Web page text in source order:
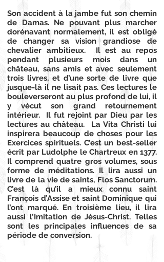
Son accident à la jambe fut son chemin
de Damas. Ne pouvant plus marcher
dorénavant normalement, il est obligé
de changer sa vision grandiose de
chevalier ambitieux. Il est au repos
pendant plusieurs mois dans un
château, sans amis et avec seulement
trois livres, et d’une sorte de livre que
jusque-là il ne lisait pas. Ces lectures le
bouleverseront au plus profond de lui, il
y vécut son grand retournement
intérieur. Il fut rejoint par Dieu par les
lectures au château. La Vita Christi lui
inspirera beaucoup de choses pour les
Exercices spirituels. C’est un best-seller
écrit par Ludolphe le Chartreux en 1377.
Il comprend quatre gros volumes, sous
forme de méditations. Il lira aussi un
livre de la vie de saints, Flos Sanctorum.
C’est là qu’il a mieux connu saint
François d’Assise et saint Dominique qui
l’ont marqué. En troisième lieu, il lira
aussi l’Imitation de Jésus-Christ. Telles
sont les principales influences de sa
période de conversion.